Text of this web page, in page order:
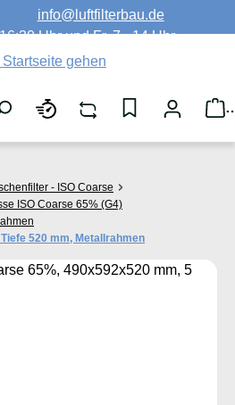
info@luftfilterbau.de
Uhr und Fr. 7 - 14 Uhr
- ISO Coarse
ISO Coarse 65% (G4)
520 mm, Metallrahmen